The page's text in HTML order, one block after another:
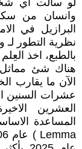
لو سألت اي
وانسان من
البرازيل في
نظرية التطور
بالطبع، اخذ
هناك شئ مماثل
الآن ما يقارب
عشرات السنين
العشرين